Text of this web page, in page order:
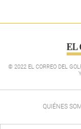
© 2022 EL CORREO DEL
QUIÉNES